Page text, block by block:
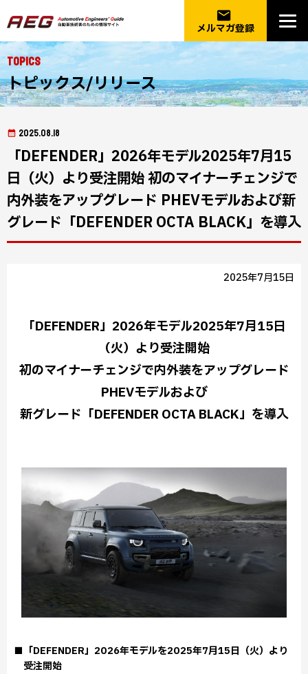
email
メルマガ登録
Topics
トピックス/リリース
2025.08.18
「DEFENDER」2026年モデル2025年7月15
日（火）より受注開始 初のマイナーチェンジで
内外装をアップグレード PHEVモデルおよび新
グレード「DEFENDER OCTA BLACK」を導入
2025年7月15日
「DEFENDER」2026年モデル2025年7月15日
（火）より受注開始
初のマイナーチェンジで内外装をアップグレード
PHEVモデルおよび
新グレード「DEFENDER OCTA BLACK」を導入
■「DEFENDER」2026年モデルを2025年7月15日（火）より
受注開始